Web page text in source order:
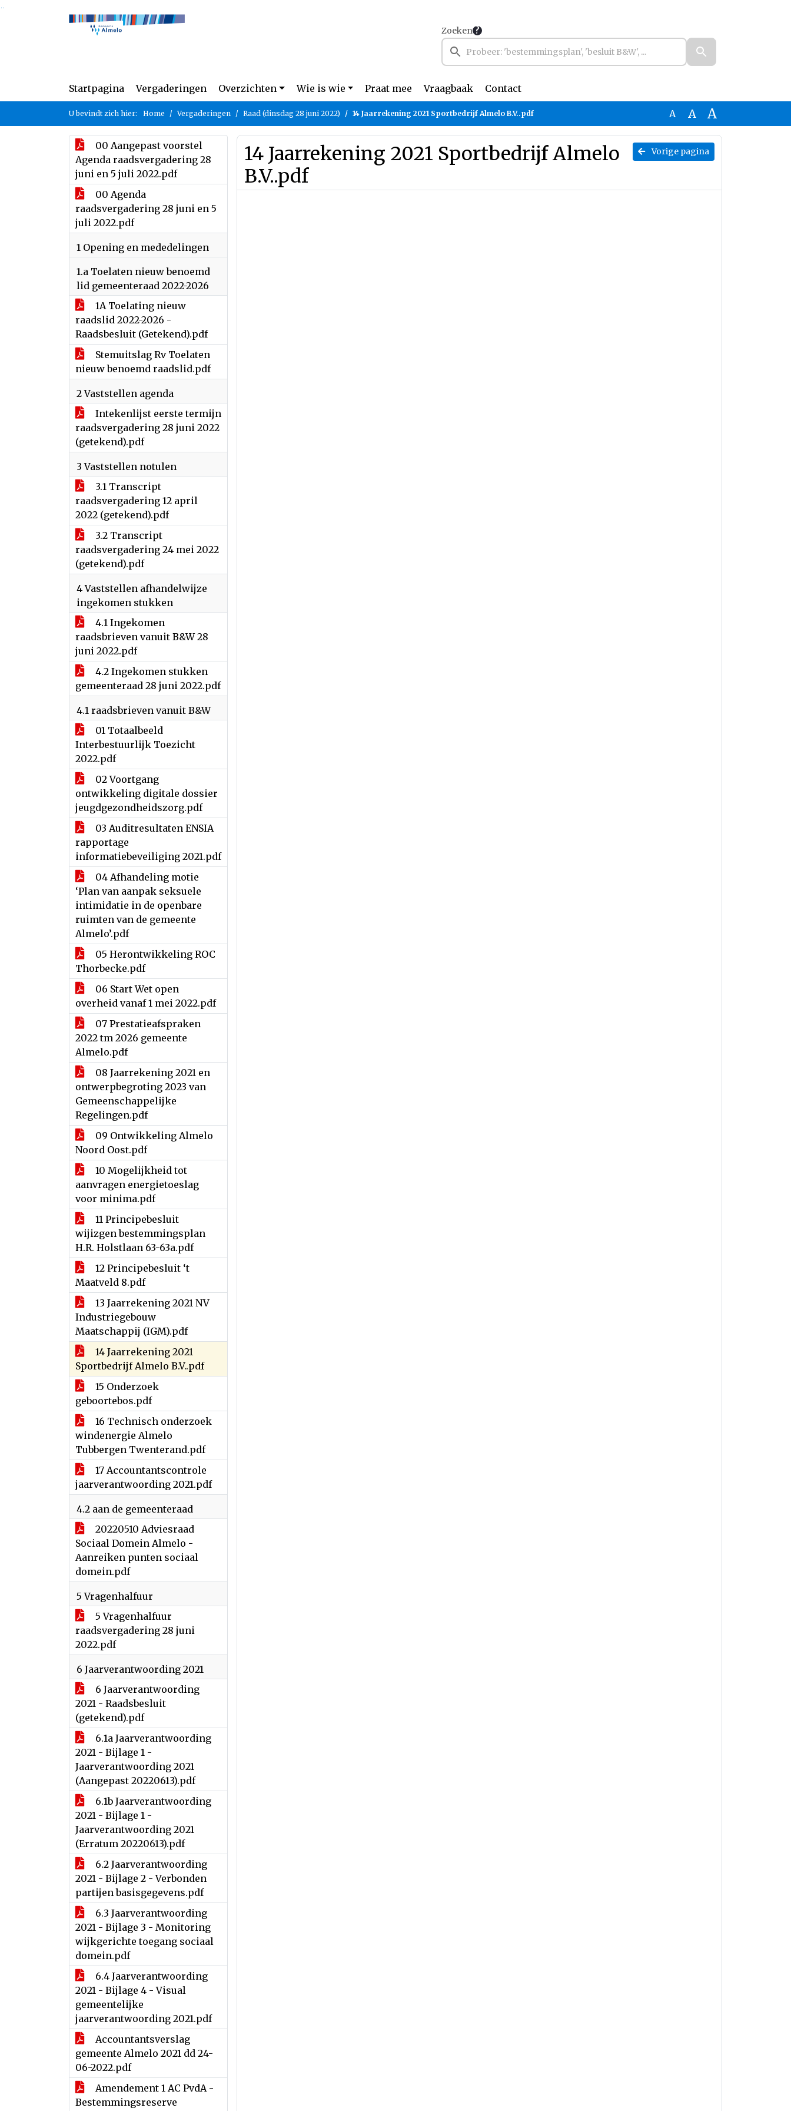
Ga naar de inhoud van deze pagina
Ga naar het zoeken
Ga naar het menu
Zoeken
Startpagina Vergaderingen Overzichten Wie is wie Praat mee Vraagbaak Contact
U bevindt zich hier: Home Vergaderingen Raad (dinsdag 28 juni 2022) 14 Jaarrekening 2021 Sportbedrijf Almelo B.V..pdf A A A
00 Aangepast voorstel
Agenda raadsvergadering 28
juni en 5 juli 2022.pdf
00 Agenda
raadsvergadering 28 juni en 5
juli 2022.pdf
1 Opening en mededelingen
1.a Toelaten nieuw benoemd
lid gemeenteraad 2022-2026
1A Toelating nieuw
raadslid 2022-2026 -
Raadsbesluit (Getekend).pdf
Stemuitslag Rv Toelaten
nieuw benoemd raadslid.pdf
2 Vaststellen agenda
Intekenlijst eerste termijn
raadsvergadering 28 juni 2022
(getekend).pdf
3 Vaststellen notulen
3.1 Transcript
raadsvergadering 12 april
2022 (getekend).pdf
3.2 Transcript
raadsvergadering 24 mei 2022
(getekend).pdf
4 Vaststellen afhandelwijze
ingekomen stukken
4.1 Ingekomen
raadsbrieven vanuit B&W 28
juni 2022.pdf
4.2 Ingekomen stukken
gemeenteraad 28 juni 2022.pdf
4.1 raadsbrieven vanuit B&W
01 Totaalbeeld
Interbestuurlijk Toezicht
2022.pdf
02 Voortgang
ontwikkeling digitale dossier
jeugdgezondheidszorg.pdf
03 Auditresultaten ENSIA
rapportage
informatiebeveiliging 2021.pdf
04 Afhandeling motie
‘Plan van aanpak seksuele
intimidatie in de openbare
ruimten van de gemeente
Almelo’.pdf
05 Herontwikkeling ROC
Thorbecke.pdf
06 Start Wet open
overheid vanaf 1 mei 2022.pdf
07 Prestatieafspraken
2022 tm 2026 gemeente
Almelo.pdf
08 Jaarrekening 2021 en
ontwerpbegroting 2023 van
Gemeenschappelijke
Regelingen.pdf
09 Ontwikkeling Almelo
Noord Oost.pdf
10 Mogelijkheid tot
aanvragen energietoeslag
voor minima.pdf
11 Principebesluit
wijizgen bestemmingsplan
H.R. Holstlaan 63-63a.pdf
12 Principebesluit ‘t
Maatveld 8.pdf
13 Jaarrekening 2021 NV
Industriegebouw
Maatschappij (IGM).pdf
14 Jaarrekening 2021
Sportbedrijf Almelo B.V..pdf
15 Onderzoek
geboortebos.pdf
16 Technisch onderzoek
windenergie Almelo
Tubbergen Twenterand.pdf
17 Accountantscontrole
jaarverantwoording 2021.pdf
4.2 aan de gemeenteraad
20220510 Adviesraad
Sociaal Domein Almelo -
Aanreiken punten sociaal
domein.pdf
5 Vragenhalfuur
5 Vragenhalfuur
raadsvergadering 28 juni
2022.pdf
6 Jaarverantwoording 2021
6 Jaarverantwoording
2021 - Raadsbesluit
(getekend).pdf
6.1a Jaarverantwoording
2021 - Bijlage 1 -
Jaarverantwoording 2021
(Aangepast 20220613).pdf
6.1b Jaarverantwoording
2021 - Bijlage 1 -
Jaarverantwoording 2021
(Erratum 20220613).pdf
6.2 Jaarverantwoording
2021 - Bijlage 2 - Verbonden
partijen basisgegevens.pdf
6.3 Jaarverantwoording
2021 - Bijlage 3 - Monitoring
wijkgerichte toegang sociaal
domein.pdf
6.4 Jaarverantwoording
2021 - Bijlage 4 - Visual
gemeentelijke
jaarverantwoording 2021.pdf
Accountantsverslag
gemeente Almelo 2021 dd 24-
06-2022.pdf
Amendement 1 AC PvdA -
Bestemmingsreserve
Vorige pagina
14 Jaarrekening 2021 Sportbedrijf Almelo
B.V..pdf